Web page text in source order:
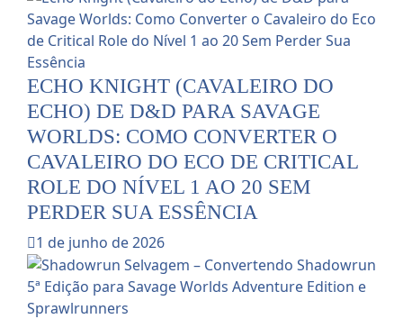
ECHO KNIGHT (CAVALEIRO DO
ECHO) DE D&D PARA SAVAGE
WORLDS: COMO CONVERTER O
CAVALEIRO DO ECO DE CRITICAL
ROLE DO NÍVEL 1 AO 20 SEM
PERDER SUA ESSÊNCIA
1 de junho de 2026